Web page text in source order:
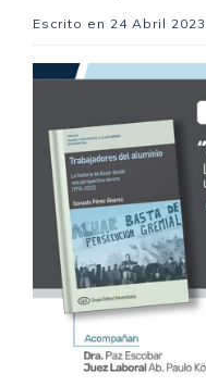
Escrito en 24 Abril 2023